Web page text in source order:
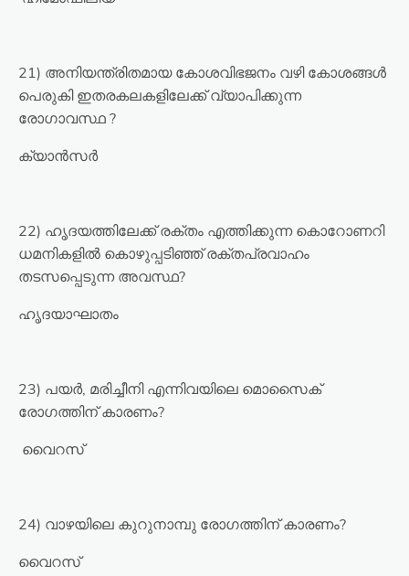
21) അനിയന്ത്രിതമായ കോശവിഭജനം വഴി കോശങ്ങൾ
പെരുകി ഇതരകലകളിലേക്ക് വ്യാപിക്കുന്ന
രോഗാവസ്ഥ ?
ക്യാൻസർ
22) ഹൃദയത്തിലേക്ക് രക്തം എത്തിക്കുന്ന കൊറോണറി
ധമനികളിൽ കൊഴുപ്പടിഞ്ഞ് രക്തപ്രവാഹം
തടസപ്പെടുന്ന അവസ്ഥ?
ഹൃദയാഘാതം
23) പയർ, മരിച്ചീനി എന്നിവയിലെ മൊസൈക്
രോഗത്തിന് കാരണം?
വൈറസ്
24) വാഴയിലെ കുറുനാമ്പു രോഗത്തിന് കാരണം?
വൈറസ്